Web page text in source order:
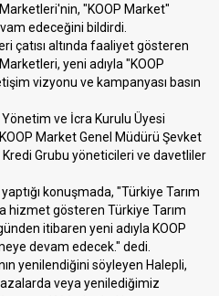
"KOOP Market"
edeceğini bildirdi.
çatısı altında faaliyet gösteren
yeni adıyla "KOOP
vizyonu ve kampanyası basın
Yönetim ve İcra Kurulu Üyesi
Market Genel Müdürü Şevket
Kredi Grubu yöneticileri ve davetliler
konuşmada, "Türkiye Tarım
hizmet gösteren Türkiye Tarım
itibaren yeni adıyla KOOP
devam edecek." dedi.
yenilendiğini söyleyen Halepli,
veya yenilediğimiz